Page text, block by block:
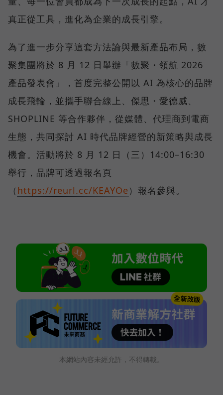
真正從工具，進化為企業的成長引擎。
為了進一步分享這套方法論與最新產品布局，數
聚集團將於 8 月 12 日舉辦「數聚・領航 2026
產品發表會」，首度完整公開以 AI 為核心的品牌
成長飛輪，並攜手聯合線上、傑思・愛德威、
SHOPLINE 等合作夥伴，從媒體、代理商到電商
生態，共同探討 AI 時代品牌經營的新策略與成長
機會。活動將於 8 月 12 日（三）14:00–16:30
舉行，品牌可透過報名頁
（ https://reurl.cc/KEAYOe ）報名參與。
本網站內容未經允許，不得轉載。